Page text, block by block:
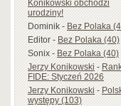
Konikowski obchodzi
urodziny!
Dominik-Bez Polaka
Editor-Bez Polaka (40)
Sonix-Bez Polaka (40)
Jerzy Konikowski-
FIDE: Styczeń 2026
Jerzy Konikowski-
występy (103)